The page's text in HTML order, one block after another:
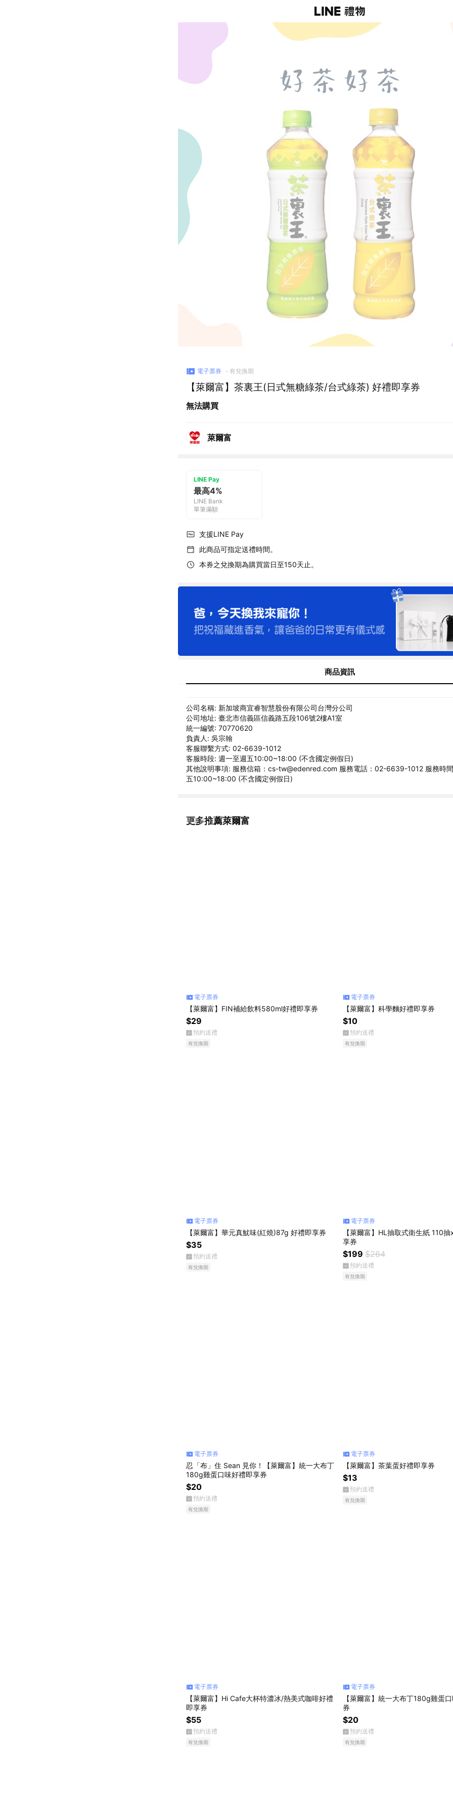
電子票券 有兌換期
【萊爾富】茶裏王(日式無糖綠茶/台式綠茶) 好禮即享券
無法購買
萊爾富
LINE Pay
最高4%
LINE Bank
單筆滿額
支援LINE Pay
此商品可指定送禮時間。
本券之兌換期為購買當日至150天止。
商品資訊
公司名稱: 新加坡商宜睿智慧股份有限公司台灣分公司
公司地址: 臺北市信義區信義路五段106號2樓A1室
統一編號: 70770620
負責人: 吳宗翰
客服聯繫方式: 02-6639-1012
客服時段: 週一至週五10:00~18:00 (不含國定例假日)
其他說明事項: 服務信箱：cs-tw@edenred.com 服務電話：02-6639-1012 服務時
五10:00~18:00 (不含國定例假日)
更多推薦萊爾富
看更多
電子票券
【萊爾富】FIN補給飲料580ml好禮即享券
$29
預約送禮
有兌換期
電子票券
【萊爾富】科學麵好禮即享券
$10
預約送禮
有兌換期
電子票券
【萊爾富】華元真魷味(紅燒)87g 好禮即享券
$35
預約送禮
有兌換期
電子票券
【萊爾富】HL抽取式衛生紙 110
享券
$199 $264
預約送禮
有兌換期
電子票券
忍「布」住 Sean 見你！【萊爾富】統一大布丁
180g雞蛋口味好禮即享券
$20
預約送禮
有兌換期
電子票券
【萊爾富】茶葉蛋好禮即享券
$13
預約送禮
有兌換期
電子票券
【萊爾富】Hi Cafe大杯特濃冰/熱美式咖啡好禮
即享券
$55
預約送禮
有兌換期
電子票券
【萊爾富】統一大布丁180g雞蛋
券
$20
預約送禮
有兌換期